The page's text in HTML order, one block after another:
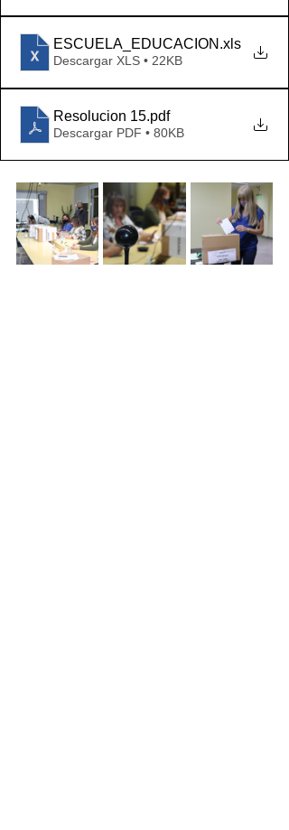
ESCUELA_EDUCACION .xls
Descargar XLS • 22KB
Resolucion 15.pdf
Descargar PDF • 80KB